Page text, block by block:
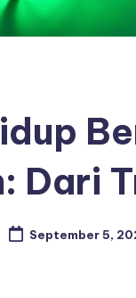
Dari
September 5,